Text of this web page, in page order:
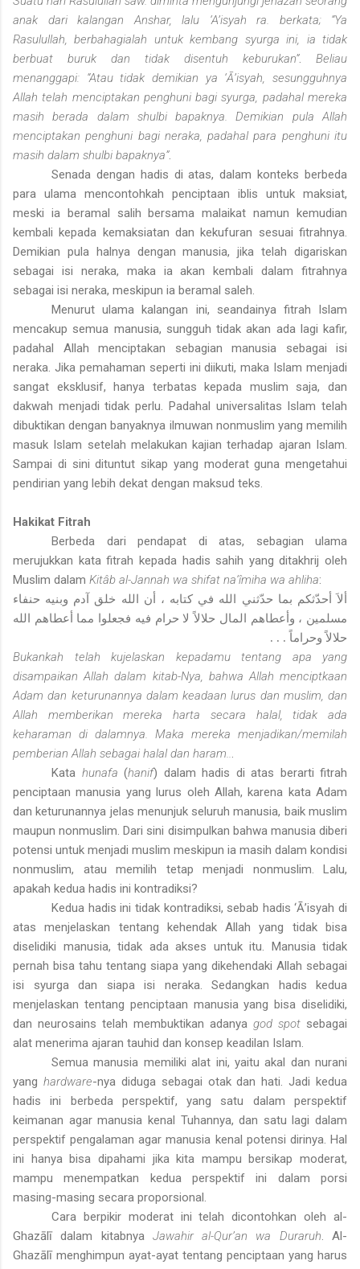
anak dari kalangan Anshar, lalu ‘A’isyah ra. berkata; “Ya
Rasulullah, berbahagialah untuk kembang syurga ini, ia tidak
berbuat buruk dan tidak disentuh keburukan”. Beliau
menanggapi: “Atau tidak demikian ya ‘Ā’isyah, sesungguhnya
Allah telah menciptakan penghuni bagi syurga, padahal mereka
masih berada dalam shulbi bapaknya. Demikian pula Allah
menciptakan penghuni bagi neraka, padahal para penghuni itu
masih dalam shulbi bapaknya”.
Senada dengan hadis di atas, dalam konteks berbeda
para ulama mencontohkah penciptaan iblis untuk maksiat,
meski ia beramal salih bersama malaikat namun kemudian
kembali kepada kemaksiatan dan kekufuran sesuai fitrahnya.
Demikian pula halnya dengan manusia, jika telah digariskan
sebagai isi neraka, maka ia akan kembali dalam fitrahnya
sebagai isi neraka, meskipun ia beramal saleh.
Menurut ulama kalangan ini, seandainya fitrah Islam
mencakup semua manusia, sungguh tidak akan ada lagi kafir,
padahal Allah menciptakan sebagian manusia sebagai isi
neraka. Jika pemahaman seperti ini diikuti, maka Islam menjadi
sangat eksklusif, hanya terbatas kepada muslim saja, dan
dakwah menjadi tidak perlu. Padahal universalitas Islam telah
dibuktikan dengan banyaknya ilmuwan nonmuslim yang memilih
masuk Islam setelah melakukan kajian terhadap ajaran Islam.
Sampai di sini dituntut sikap yang moderat guna mengetahui
pendirian yang lebih dekat dengan maksud teks.
Hakikat Fitrah
Berbeda dari pendapat di atas, sebagian ulama
merujukkan kata fitrah kepada hadis sahih yang ditakhrij oleh
Muslim dalam Kitâb al-Jannah wa shifat na‘îmiha wa ahliha:
ألاَ أحدّثكم بما حدّثني الله في كتابه ، أن الله خلق آدم وبنيه حنفاء
مسلمين ، وأعطاهم المال حلالاً لا حرام فيه فجعلوا مما أعطاهم الله
حلالاً وحراماً . . .
Bukankah telah kujelaskan kepadamu tentang apa yang
disampaikan Allah dalam kitab-Nya, bahwa Allah menciptkaan
Adam dan keturunannya dalam keadaan lurus dan muslim, dan
Allah memberikan mereka harta secara halal, tidak ada
keharaman di dalamnya. Maka mereka menjadikan/memilah
pemberian Allah sebagai halal dan haram..
Kata hunafa (hanif) dalam hadis di atas berarti fitrah
penciptaan manusia yang lurus oleh Allah, karena kata Adam
dan keturunannya jelas menunjuk seluruh manusia, baik muslim
maupun nonmuslim. Dari sini disimpulkan bahwa manusia diberi
potensi untuk menjadi muslim meskipun ia masih dalam kondisi
nonmuslim, atau memilih tetap menjadi nonmuslim. Lalu,
apakah kedua hadis ini kontradiksi?
Kedua hadis ini tidak kontradiksi, sebab hadis ‘Ā’isyah di
atas menjelaskan tentang kehendak Allah yang tidak bisa
diselidiki manusia, tidak ada akses untuk itu. Manusia tidak
pernah bisa tahu tentang siapa yang dikehendaki Allah sebagai
isi syurga dan siapa isi neraka. Sedangkan hadis kedua
menjelaskan tentang penciptaan manusia yang bisa diselidiki,
dan neurosains telah membuktikan adanya god spot sebagai
alat menerima ajaran tauhid dan konsep keadilan Islam.
Semua manusia memiliki alat ini, yaitu akal dan nurani
yang hardware-nya diduga sebagai otak dan hati. Jadi kedua
hadis ini berbeda perspektif, yang satu dalam perspektif
keimanan agar manusia kenal Tuhannya, dan satu lagi dalam
perspektif pengalaman agar manusia kenal potensi dirinya. Hal
ini hanya bisa dipahami jika kita mampu bersikap moderat,
mampu menempatkan kedua perspektif ini dalam porsi
masing-masing secara proporsional.
Cara berpikir moderat ini telah dicontohkan oleh al-
Ghazālī dalam kitabnya Jawahir al-Qur’an wa Duraruh . Al-
Ghazālī menghimpun ayat-ayat tentang penciptaan yang harus